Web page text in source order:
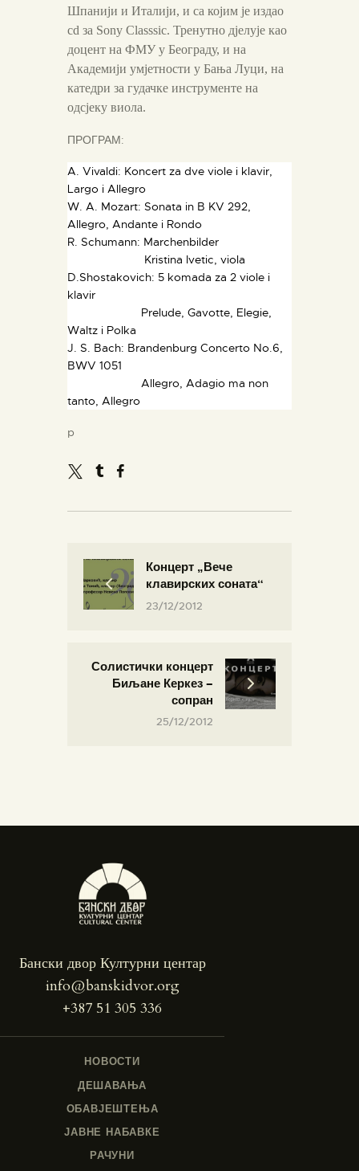
Шпанији и Италији, и са којим је издао
cd за Sony Classsic. Тренутно дјелује као
доцент на ФМУ у Београду, и на
Академији умјетности у Бања Луци, на
катедри за гудачке инструменте на
одсјеку виола.
ПРОГРАМ:
A. Vivaldi: Koncert za dve viole i klavir,
Largo i Allegro
W. A. Mozart: Sonata in B KV 292,
Allegro, Andante i Rondo
R. Schumann: Marchenbilder
Kristina Ivetic, viola
D.Shostakovich: 5 komada za 2 viole i
klavir
Prelude, Gavotte, Elegie,
Waltz i Polka
J. S. Bach: Brandenburg Concerto No.6,
BWV 1051
Allegro, Adagio ma non
tanto, Allegro
p
Концерт „Вече
клавирских соната“
23/12/2012
Солистички концерт
Биљане Керкез –
сопран
25/12/2012
Бански двор Културни центар
info@banskidvor.org
+387 51 305 336
НОВОСТИ
ДЕШАВАЊА
ОБАВЈЕШТЕЊА
ЈАВНЕ НАБАВКЕ
РАЧУНИ